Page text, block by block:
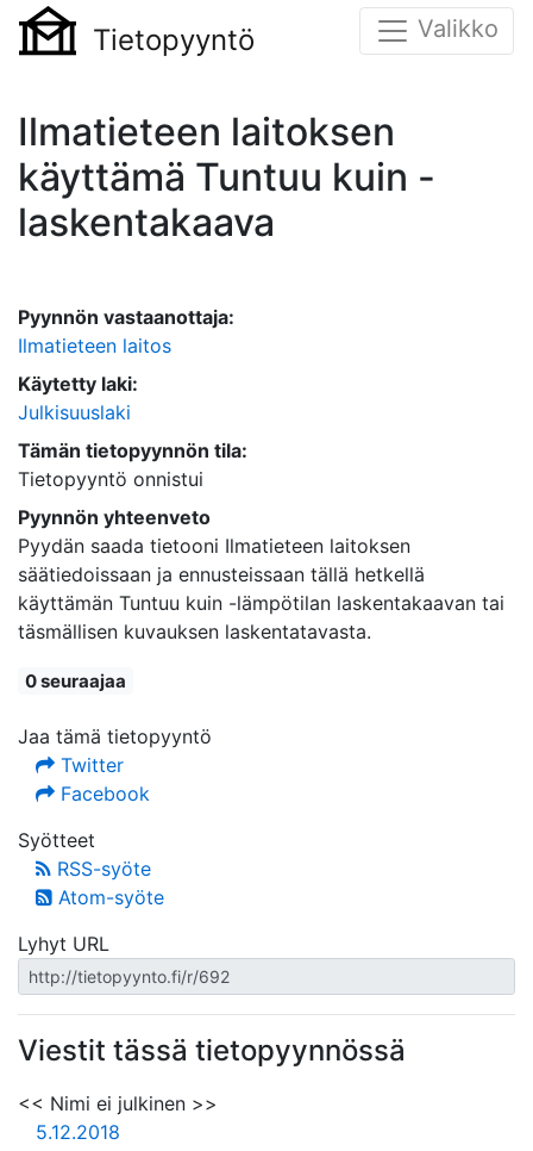
Tietopyyntö Valikko
Ilmatieteen laitoksen
käyttämä Tuntuu kuin -
laskentakaava
Pyynnön vastaanottaja:
Ilmatieteen laitos
Käytetty laki:
Julkisuuslaki
Tämän tietopyynnön tila:
Tietopyyntö onnistui
Pyynnön yhteenveto
Pyydän saada tietooni Ilmatieteen laitoksen
säätiedoissaan ja ennusteissaan tällä hetkellä
käyttämän Tuntuu kuin -lämpötilan laskentakaavan tai
täsmällisen kuvauksen laskentatavasta.
0 seuraajaa
Jaa tämä tietopyyntö
Twitter
Facebook
Syötteet
RSS-syöte
Atom-syöte
Lyhyt URL
Viestit tässä tietopyynnössä
<< Nimi ei julkinen >>
5.12.2018